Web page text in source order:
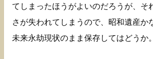
てしまったほうがよいのだろうが、そ
さが失われてしまうので、昭和遺産か
未来永劫現状のまま保存してはどうか。